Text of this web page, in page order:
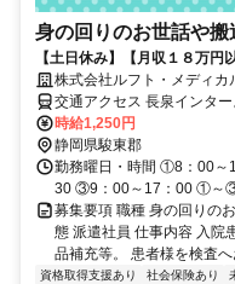
身の回りのお世話や
【土日休み】【月収１８万
やシーツ交換等の病棟アシス
株式会社ルフト・メディカ
交通アクセス 長泉インタ
時給1,250円
静岡県駿東郡
勤務曜日・時間 ①8：00～
30 ③9：00～17：00 ①～③
募集要項 職種 身の回りの
態 派遣社員 仕事内容 入院
品補充等。 患者様を検査
資格取得支援あり 社会保険あり